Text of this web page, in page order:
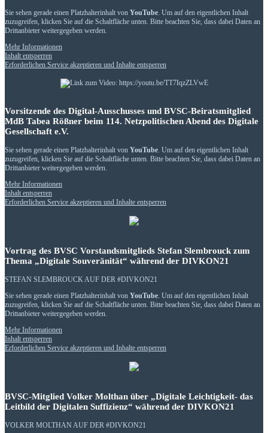
Sie sehen gerade einen Platzhalterinhalt von YouTube. Um auf den eigentlichen Inhalt
zuzugreifen, klicken Sie auf die Schaltfläche unten. Bitte beachten Sie, dass dabei Daten an
Drittanbieter weitergegeben werden.
Mehr Informationen
Inhalt entsperren
Erforderlichen Service akzeptieren und Inhalte entsperren
Vorsitzende des Digital-Ausschusses und BVSC-Beiratsmitglied
MdB Tabea Rößner beim 114. Netzpolitischen Abend des Digitale
Gesellschaft e.V.
Sie sehen gerade einen Platzhalterinhalt von YouTube. Um auf den eigentlichen Inhalt
zuzugreifen, klicken Sie auf die Schaltfläche unten. Bitte beachten Sie, dass dabei Daten an
Drittanbieter weitergegeben werden.
Mehr Informationen
Inhalt entsperren
Erforderlichen Service akzeptieren und Inhalte entsperren
Vortrag des BVSC Vorstandsmitglieds Stefan Slembrouck zum
Thema „Digitale Souveränität“ während der DIVKON21
STEFAN SLEMBROUCK AUF DER #DIVKON21
Sie sehen gerade einen Platzhalterinhalt von YouTube. Um auf den eigentlichen Inhalt
zuzugreifen, klicken Sie auf die Schaltfläche unten. Bitte beachten Sie, dass dabei Daten an
Drittanbieter weitergegeben werden.
Mehr Informationen
Inhalt entsperren
Erforderlichen Service akzeptieren und Inhalte entsperren
BVSC-Mitglied Volker Molthan über „Digitale Leichtigkeit- das
Leitbild der Digitalen Suffizienz“ während der DIVKON21
VOLKER MOLTHAN AUF DER #DIVKON21